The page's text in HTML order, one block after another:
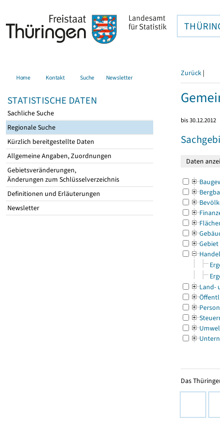
Home Kontakt Suche Newsletter
STATISTISCHE DATEN
Sachliche Suche
Regionale Suche
Kürzlich bereitgestellte Daten
Allgemeine Angaben, Zuordnungen
Gebietsveränderungen,
Änderungen zum Schlüsselverzeichnis
Definitionen und Erläuterungen
Newsletter
Zurück |
bis 30.12.2012
Gebiet
Land-
Das